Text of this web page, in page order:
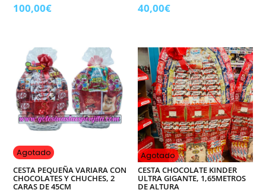
100,00€ 40,00€
Agotado
CESTA PEQUEÑA VARIARA CON
CHOCOLATES Y CHUCHES, 2
CARAS DE 45CM
Agotado
CESTA CHOCOLATE KINDER
ULTRA GIGANTE, 1,65METROS
DE ALTURA